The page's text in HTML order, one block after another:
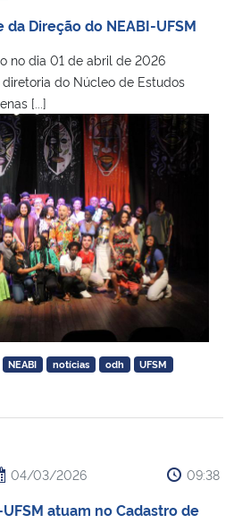
Direção do NEABI-UFSM
no dia 01 de abril de 2026
do Núcleo de Estudos
[...]
NEABI notícias odh UFSM
04/03/2026 09:38
atuam no Cadastro de